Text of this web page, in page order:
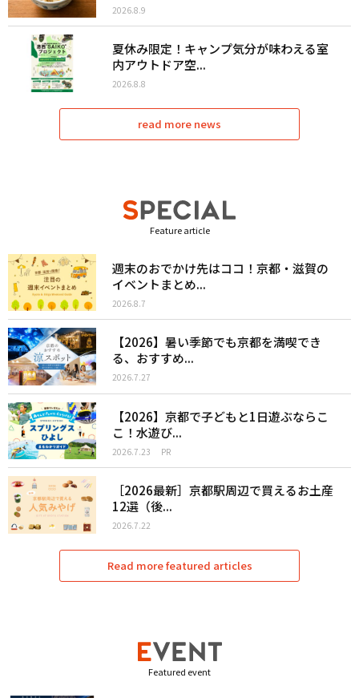
2026.8.9
夏休み限定！キャンプ気分が味わえる室
内アウトドア空...
2026.8.8
read more news
Feature article
週末のおでかけ先はココ！京都・滋賀の
イベントまとめ...
2026.8.7
【2026】暑い季節でも京都を満喫でき
る、おすすめ...
2026.7.27
【2026】京都で子どもと1日遊ぶならこ
こ！水遊び...
2026.7.23 PR
［2026最新］京都駅周辺で買えるお土産
12選（後...
2026.7.22
Read more featured articles
Featured event